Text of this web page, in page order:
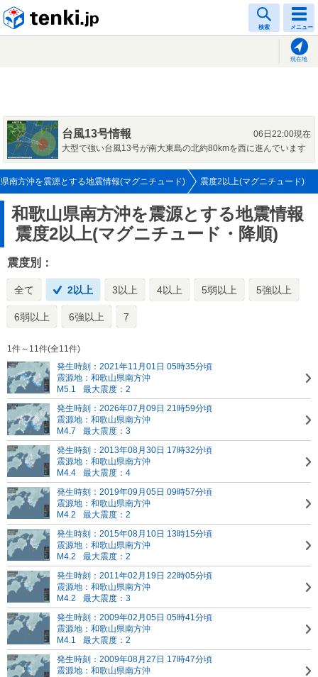
検索 メニュー
現在地
台風13号情報
06日22:00現在
大型で強い台風13号が南大東島の北約80kmを西に進んでいます
南方沖を震源とする地震情報(マグニチュード) 震度2以上(マグニチュード)
和歌山県南方沖を震源とする地震情報
震度2以上(マグニチュード・降順)
震度別：
全て 2以上 3以上 4以上 5弱以上 5強以上
6弱以上 6強以上 7
1件～11件(全11件)
発生時刻：2021年11月01日 05時35分頃
震源地：和歌山県南方沖
M5.1
最大震度：2
発生時刻：2026年07月09日 21時59分頃
震源地：和歌山県南方沖
M4.7
最大震度：3
発生時刻：2013年08月30日 17時32分頃
震源地：和歌山県南方沖
M4.4
最大震度：4
発生時刻：2019年09月05日 09時57分頃
震源地：和歌山県南方沖
M4.2
最大震度：2
発生時刻：2015年08月10日 13時15分頃
震源地：和歌山県南方沖
M4.2
最大震度：2
発生時刻：2011年02月19日 22時05分頃
震源地：和歌山県南方沖
M4.2
最大震度：3
発生時刻：2009年02月05日 05時41分頃
震源地：和歌山県南方沖
M4.1
最大震度：2
発生時刻：2009年08月27日 17時47分頃
震源地：和歌山県南方沖